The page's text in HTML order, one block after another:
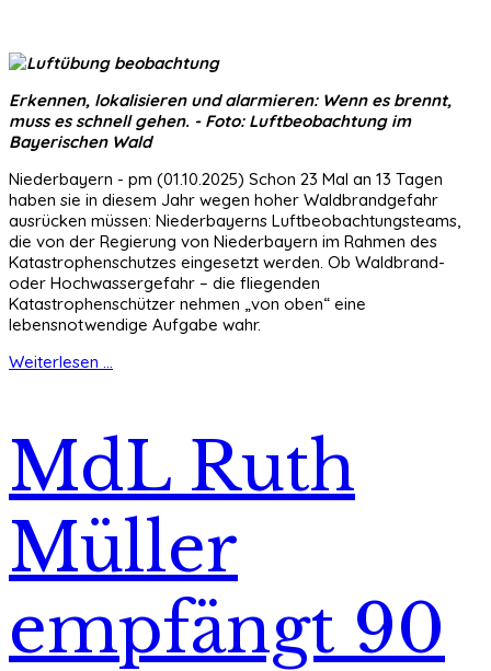
Erkennen, lokalisieren und alarmieren: Wenn es brennt,
muss es schnell gehen. - Foto: Luftbeobachtung im
Bayerischen Wald
Niederbayern - pm (01.10.2025) Schon 23 Mal an 13 Tagen
haben sie in diesem Jahr wegen hoher Waldbrandgefahr
ausrücken müssen: Niederbayerns Luftbeobachtungsteams,
die von der Regierung von Niederbayern im Rahmen des
Katastrophenschutzes eingesetzt werden. Ob Waldbrand-
oder Hochwassergefahr – die fliegenden
Katastrophenschützer nehmen „von oben“ eine
lebensnotwendige Aufgabe wahr.
Weiterlesen ...
MdL Ruth
Müller
empfängt 90